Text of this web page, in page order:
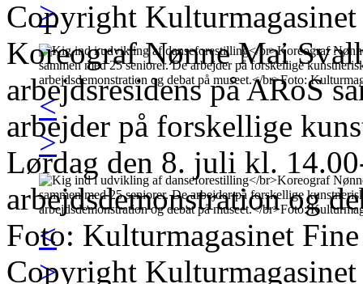
>
<
>
<
>
Copyright
Koreograf Nønne Mai
arbejdsresidens på ARoS
arbejder på forskellige
Lørdag den 8. juli kl.
arbejdsdemonstration og
Foto: Kulturmagasinet
Copyright